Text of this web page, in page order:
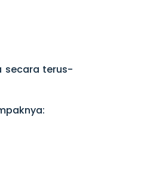
secara terus-